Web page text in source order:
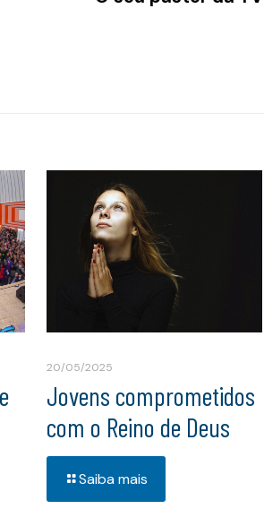
20/05/2025
Jovens comprometidos
com o Reino de Deus
Saiba mais